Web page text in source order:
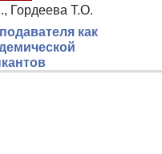
Гордеева Т.О.
как